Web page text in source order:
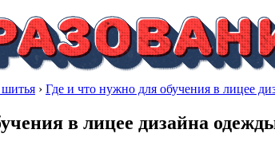
› Где и что нужно для обучения в лицее
в лицее дизайна